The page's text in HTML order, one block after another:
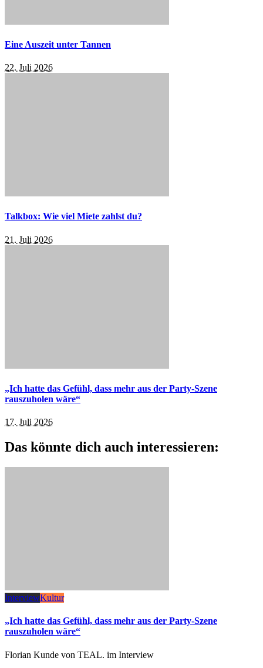
Eine Auszeit unter Tannen
22. Juli 2026
Talkbox: Wie viel Miete zahlst du?
21. Juli 2026
„Ich hatte das Gefühl, dass mehr aus der Party-Szene
rauszuholen wäre“
17. Juli 2026
Das könnte dich auch interessieren:
InterviewKultur
„Ich hatte das Gefühl, dass mehr aus der Party-Szene
rauszuholen wäre“
Florian Kunde von TEAL. im Interview